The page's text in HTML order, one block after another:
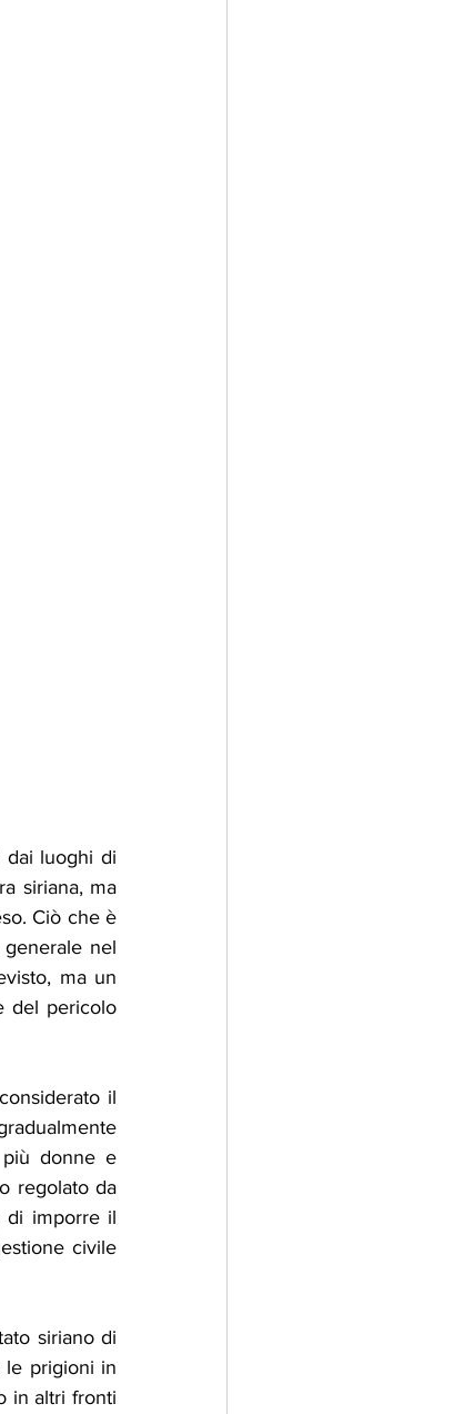
dai luoghi di
siriana, ma
Ciò che è
nel
ma un
del pericolo
il
più donne e
regolato da
di imporre il
civile
siriano di
le prigioni in
in altri fronti